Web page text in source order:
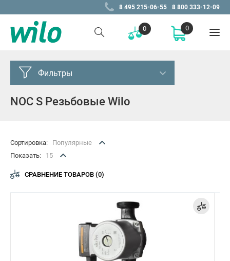
8 495 215-06-55 8 800 333-12-09
0 0
Фильтры
Цена, Р
NOC S Резьбовые Wilo
Сортировка:
Популярные
Показать:
15
СРАВНЕНИЕ ТОВАРОВ (0)